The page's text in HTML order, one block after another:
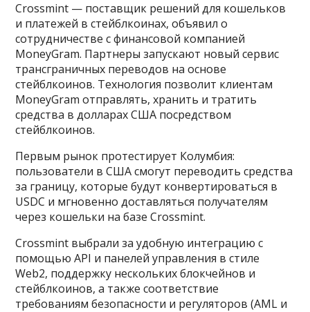
Crossmint — поставщик решений для кошельков
и платежей в стейблкоинах, объявил о
сотрудничестве с финансовой компанией
MoneyGram. Партнеры запускают новый сервис
трансграничных переводов на основе
стейблкоинов. Технология позволит клиентам
MoneyGram отправлять, хранить и тратить
средства в долларах США посредством
стейблкоинов.
Первым рынок протестирует Колумбия:
пользователи в США смогут переводить средства
за границу, которые будут конвертироваться в
USDC и мгновенно доставляться получателям
через кошельки на базе Crossmint.
Crossmint выбрали за удобную интеграцию с
помощью API и панелей управления в стиле
Web2, поддержку нескольких блокчейнов и
стейблкоинов, а также соответствие
требованиям безопасности и регуляторов (AML и